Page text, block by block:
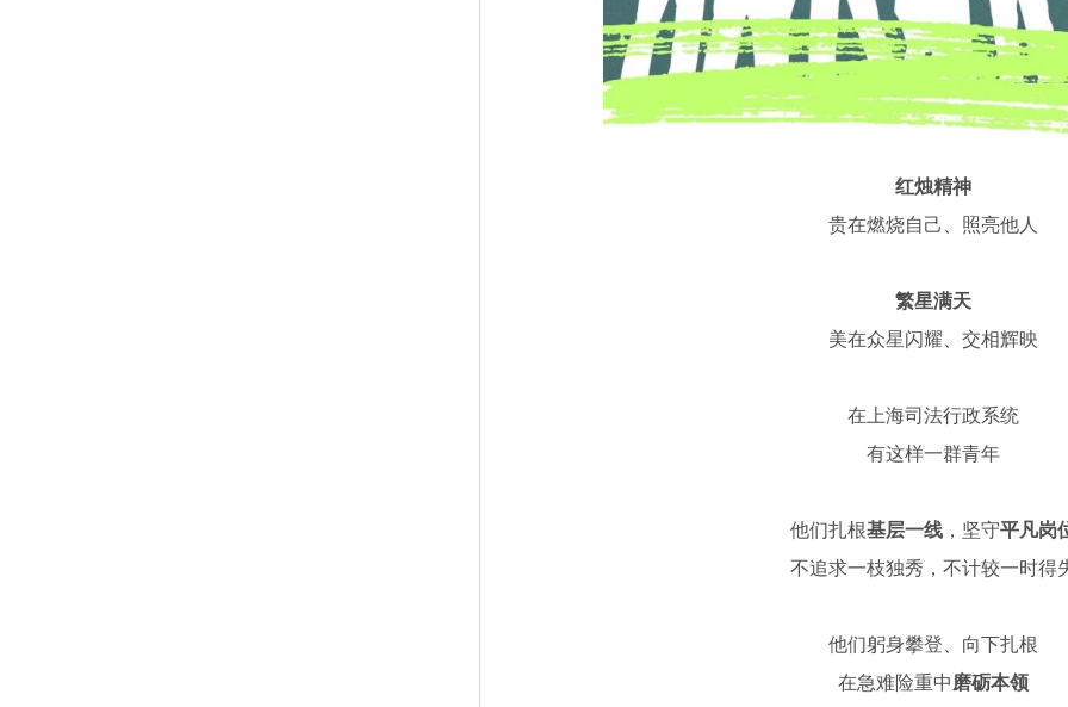
红烛精神
贵在燃烧自己、照亮他人
繁星满天
美在众星闪耀、交相辉映
在上海司法行政系统
有这样一群青年
他们扎根基层一线 ，坚守平凡岗
不追求一枝独秀，不计较一时得
他们躬身攀登、向下扎根
在急难险重中磨砺本领